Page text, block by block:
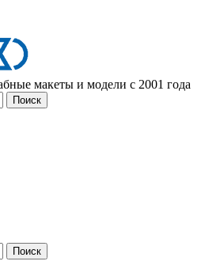
макеты и модели с 2001 года
Поиск
Поиск